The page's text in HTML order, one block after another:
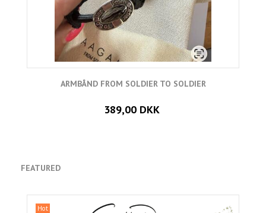
ARMBÅND FROM SOLDIER TO SOLDIER
389,00 DKK
FEATURED
Hot